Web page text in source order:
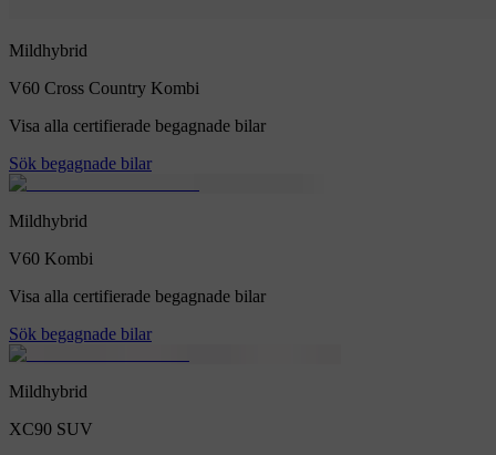
Mildhybrid
V60 Cross Country Kombi
Visa alla certifierade begagnade bilar
Sök begagnade bilar
Mildhybrid
V60 Kombi
Visa alla certifierade begagnade bilar
Sök begagnade bilar
Mildhybrid
XC90 SUV